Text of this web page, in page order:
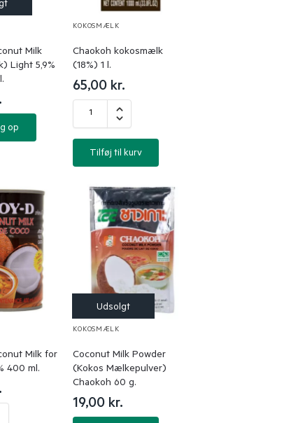
Milk
Light 5,9%
op
KOKOSMÆLK
Chaokoh kokosmælk
(18%) 1 l.
65,00 kr.
Tilføj til kurv
Milk for
400 ml.
KOKOSMÆLK
Coconut Milk Powder
(Kokos Mælkepulver)
Chaokoh 60 g.
19,00 kr.